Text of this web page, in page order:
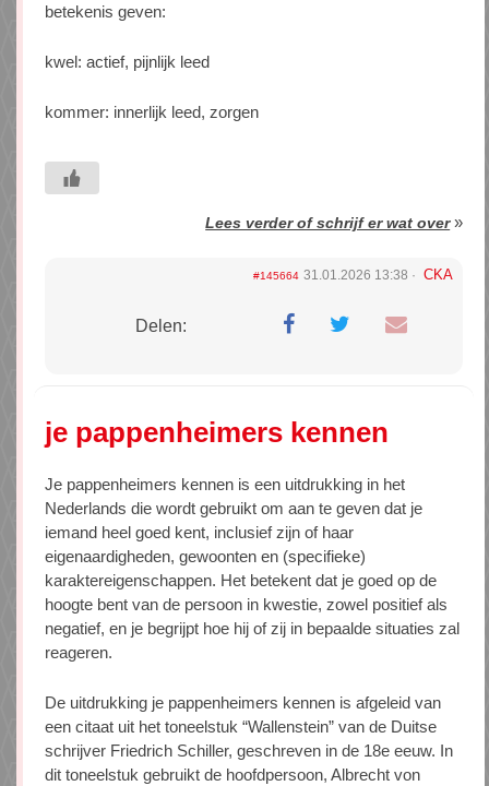
betekenis geven:
kwel: actief, pijnlijk leed
kommer: innerlijk leed, zorgen
Lees verder of schrijf er wat over»
#145664 31.01.2026 13:38 CKA
Delen:
je pappenheimers kennen
Je pappenheimers kennen is een uitdrukking in het
Nederlands die wordt gebruikt om aan te geven dat je
iemand heel goed kent, inclusief zijn of haar
eigenaardigheden, gewoonten en (specifieke)
karaktereigenschappen. Het betekent dat je goed op de
hoogte bent van de persoon in kwestie, zowel positief als
negatief, en je begrijpt hoe hij of zij in bepaalde situaties zal
reageren.
De uitdrukking je pappenheimers kennen is afgeleid van
een citaat uit het toneelstuk “Wallenstein” van de Duitse
schrijver Friedrich Schiller, geschreven in de 18e eeuw. In
dit toneelstuk gebruikt de hoofdpersoon, Albrecht von